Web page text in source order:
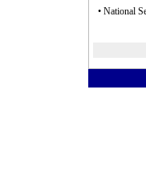
• National